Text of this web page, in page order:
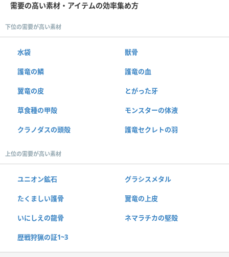
需要の高い素材・アイテムの効率集め方
下位の需要が高い素材
水袋 獣骨
護竜の鱗 護竜の血
翼竜の皮 とがった牙
草食種の甲殻 モンスターの体液
クラノダスの頭殻 護竜セクレトの羽
上位の需要が高い素材
ユニオン鉱石 グラシスメタル
たくましい護骨 翼竜の上皮
いにしえの龍骨 ネマラチカの堅殻
歴戦狩猟の証1~3